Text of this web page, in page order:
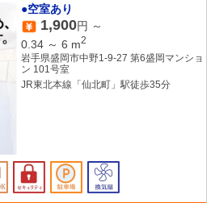
●空室あり
1,900円 ～
0.34 ～ 6 m2
岩手県盛岡市中野1-9-27 第6盛岡マンショ
ン 101号室
JR東北本線「仙北町」駅徒歩35分